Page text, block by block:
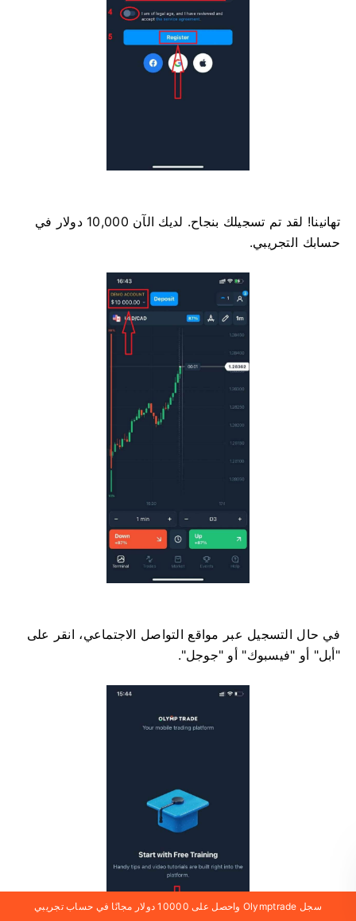
تهانينا! لقد تم تسجيلك بنجاح. لديك الآن 10,000 دولار في
حسابك التجريبي.
في حال التسجيل عبر مواقع التواصل الاجتماعي، انقر على
"أبل" أو "فيسبوك" أو "جوجل".
سجل Olymptrade واحصل على 10000 دولار مجانًا في حساب تجريبي